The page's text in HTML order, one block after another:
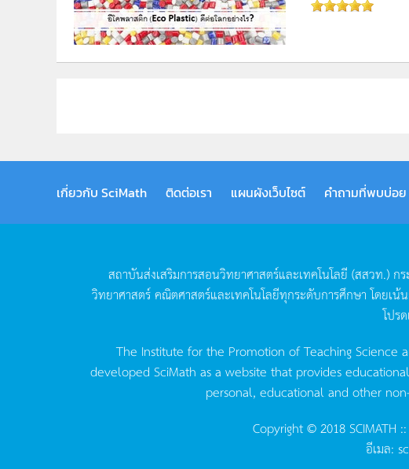
เกี่ยวกับ SciMath ติดต่อเรา แผนผังเว็บไซต์ คำถามที่พบบ่อย
สถาบันส่งเสริมการสอนวิทยาศาสตร์และเทคโนโลยี (สสวท.) ก
วิทยาศาสตร์คณิตศาสตร์และเทคโนโลยีทุกระดับการศึกษา โดยเน้
โปร
The Institute for the Promotion of Teaching Science
developed SciMath as a website that provides
personal, educational and other
Copyright © 2018 SCIMATH
อีเมล: